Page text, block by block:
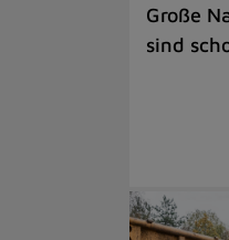
Große
sind